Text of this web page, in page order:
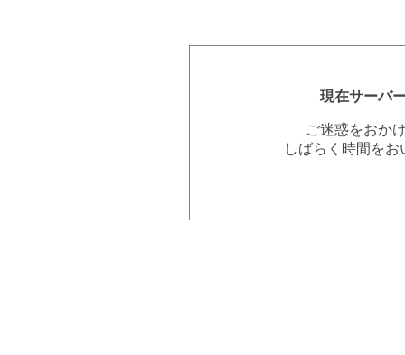
現在サーバ
ご迷惑をおか
しばらく時間を